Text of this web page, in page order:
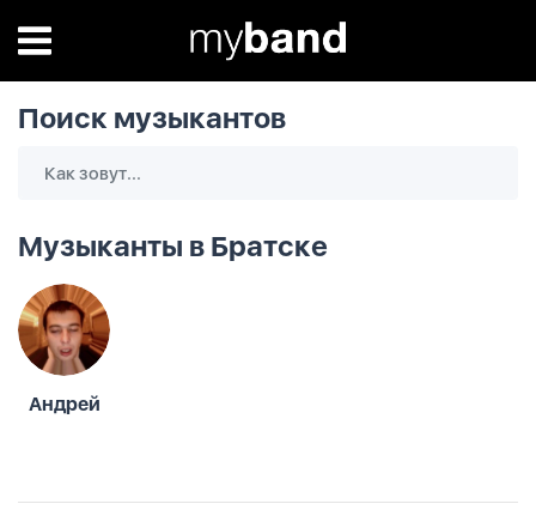
Поиск музыкантов
Музыканты в Братске
Андрей